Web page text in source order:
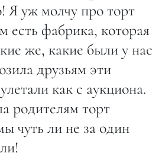
Я уж молчу про торт
есть фабрика, которая
же, какие были у нас
друзьям эти
как с аукциона.
родителям торт
чуть ли не за один